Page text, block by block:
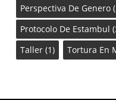
Perspectiva De Genero
Protocolo De Estambul
Taller(1) Tortura En